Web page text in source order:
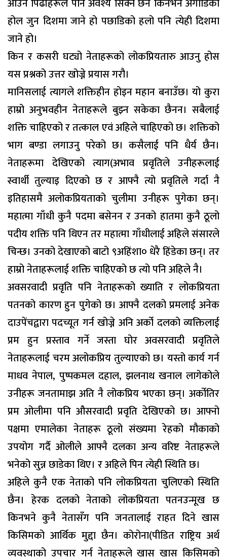
आउने पिढीहरूले पनि अवश्य सिक्ने छन किनभने अगाडिको
होल जुन दिशमा जाने हो पछाडिको हलो पनि त्येही दिशमा
जाने हो।
किन र कसरी घट्यो नेताहरूको लोकप्रियतारु आउनु होस
यस प्रश्नको उत्तर खोज्ने प्रयास गरौ।
मानिसलाई त्यागले शक्तिहीन होइन महान बनाउँछ। यो कुरा
हाम्रो अनुभवहीन नेताहरूले बुझ्न सकेका छैनन। सबैलाई
शक्ति चाहिएको र तत्काल एवं अहिले चाहिएको छ। शक्तिको
भाग बण्डा लगाउनु परेको छ। कसैलाई पनि धैर्य छैन।
नेताहरूमा देखिएको त्याग(अभाव प्रवृतिले उनीहरूलाई
स्वार्थी तुल्याइ दिएको छ र आफ्नै त्यो प्रवृतिले गर्दा नै
इतिहासमै अलोकप्रियताको चुलीमा उनीहरू पुगेका छन्।
महात्मा गाँधी कुनै पदमा बसेनन र उनको हातमा कुनै ठूलो
पदीय शक्ति पनि थिएन तर महात्मा गाँधीलाई अहिले संसारले
चिन्छ। उनको देखाएको बाटो ९अहिंशा० धेरै हिंडेका छन्। तर
हाम्रो नेताहरूलाई शक्ति चाहिएको छ त्यो पनि अहिले नै।
अवसरवादी प्रवृति पनि नेताहरूको ख्याति र लोकप्रियता
पतनको कारण हुन पुगेको छ। आफ्नै दलको प्रमलाई अनेक
दाउपेंचद्वारा पदच्यूत गर्न खोज्ने अनि अर्को दलको व्यक्तिलाई
प्रम हुन प्रस्ताव गर्ने जस्ता घोर अवसरवादी प्रवृतिले
नेताहरूलाई चरम अलोकप्रिय तुल्याएको छ। यस्तो कार्य गर्न
माधव नेपाल, पुष्पकमल दहाल, झलनाथ खनाल लागेकोले
उनीहरू जनतामाझ अति नै लोकप्रिय भएका छन्। अर्कोतिर
प्रम ओलीमा पनि औसरवादी प्रवृति देखिएको छ। आफ्नो
पक्षमा एमालेका नेताहरू ठूलो संख्यमा रेहको मौकाको
उपयोग गर्दै ओलीले आफ्नै दलका अन्य वरिष्ट नेताहरूले
भनेको सुन्न छाडेका थिए। र अहिले पिन त्येही स्थिति छ।
अहिले कुनै एक नेताको पनि लोकप्रियता चुलिएको स्थिति
छैन। हेरक दलको नेताको लोकप्रियता पतनउन्मूख छ
किनभने कुनै नेतासँग पनि जनतालाई राहत दिने खास
किसिमको आर्थिक मुद्दा छैन। कोरोना(पीडित राष्ट्रिय अर्थ
व्यवस्थाको उपचार गर्न नेताहरूले खास खास किसिमको